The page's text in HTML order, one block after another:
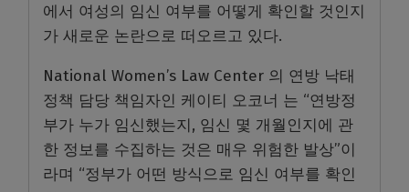
에서 여성의 임신 여부를 어떻게 확인할 것인지
가 새로운 논란으로 떠오르고 있다.
National Women’s Law Center 의 연방 낙태
정책 담당 책임자인 케이티 오코너 는 “연방정
부가 누가 임신했는지, 임신 몇 개월인지에 관
한 정보를 수집하는 것은 매우 위험한 발상”이
라며 “정부가 어떤 방식으로 임신 여부를 확인